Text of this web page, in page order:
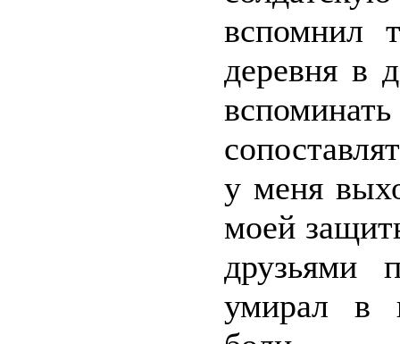
вспомнил
деревня в
у меня
моей
друзьями
умирал в